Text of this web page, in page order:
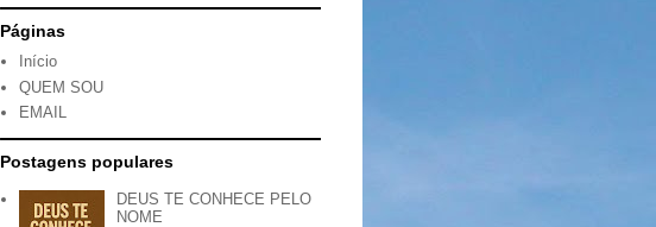
Páginas
Início
QUEM SOU
EMAIL
Postagens populares
DEUS TE CONHECE PELO
NOME